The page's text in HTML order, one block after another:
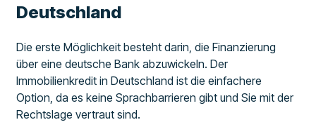
Deutschland
Die erste Möglichkeit besteht darin, die Finanzierung
über eine deutsche Bank abzuwickeln. Der
Immobilienkredit in Deutschland ist die einfachere
Option, da es keine Sprachbarrieren gibt und Sie mit der
Rechtslage vertraut sind.